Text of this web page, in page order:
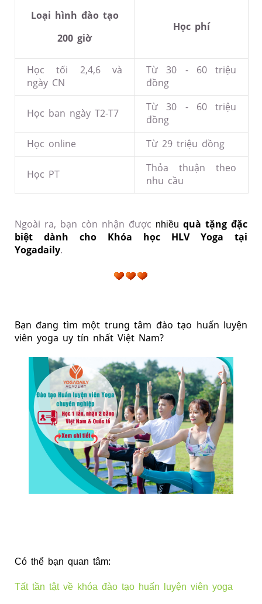
Loại hình đào tạo
200 giờ
Học phí
Học tối 2,4,6 và
ngày CN
Từ 30 - 60 triệu
đồng
Học ban ngày T2-T7
Từ 30 - 60 triệu
đồng
Học online
Từ 29 triệu đồng
Học PT
Thỏa thuận theo
nhu cầu
Ngoài ra, bạn còn nhận được nhiều quà tặng đặc
biệt dành cho Khóa học HLV Yoga tại
Yogadaily.
Bạn đang tìm một trung tâm đào tạo huấn luyện
viên yoga uy tín nhất Việt Nam?
Có thể bạn quan tâm:
Tất tần tật về khóa đào tạo huấn luyện viên yoga